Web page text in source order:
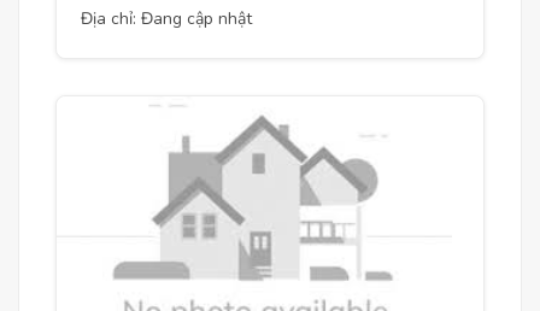
Địa chỉ: Đang cập nhật